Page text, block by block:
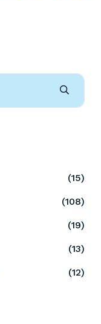
(15)
(108)
(19)
(13)
(12)